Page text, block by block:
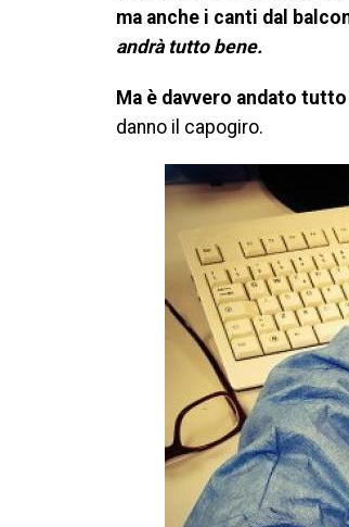
ma anche i canti dal
andrà tutto bene.
Ma è davvero andato
danno il capogiro.